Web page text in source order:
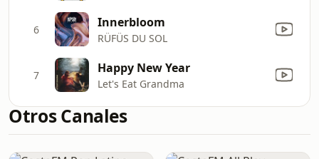
6 Innerbloom
RÜFÜS DU SOL
7 Happy New Year
Let's Eat Grandma
Otros Canales